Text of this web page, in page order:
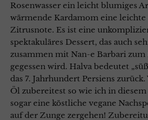
Rosenwasser ein leicht blumiges
wärmende Kardamom eine leichte
Zitrusnote. Es ist eine
spektakuläres Dessert, das auch
zusammen mit Nan-e Barbari zum
gegessen wird. Halva bedeutet
das 7. Jahrhundert Persiens
Öl zubereitest so wie ich in diesem
sogar eine köstliche vegane
auf der Zunge zergehen!